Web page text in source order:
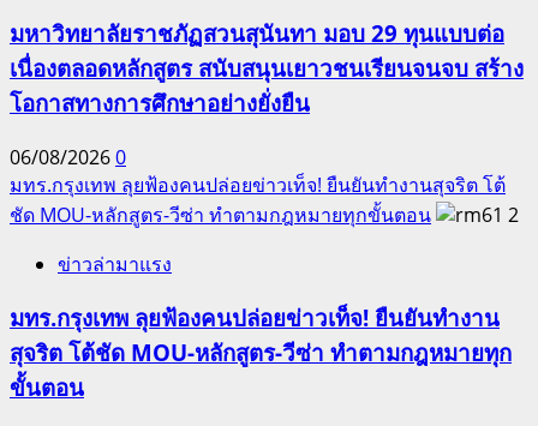
มหาวิทยาลัยราชภัฏสวนสุนันทา มอบ 29 ทุนแบบต่อ
เนื่องตลอดหลักสูตร สนับสนุนเยาวชนเรียนจนจบ สร้าง
โอกาสทางการศึกษาอย่างยั่งยืน
06/08/20260
มทร.กรุงเทพ ลุยฟ้องคนปล่อยข่าวเท็จ! ยืนยันทำงานสุจริต โต้
ชัด MOU-หลักสูตร-วีซ่า ทำตามกฎหมายทุกขั้นตอน
2
ข่าวล่ามาแรง
มทร.กรุงเทพ ลุยฟ้องคนปล่อยข่าวเท็จ! ยืนยันทำงาน
สุจริต โต้ชัด MOU-หลักสูตร-วีซ่า ทำตามกฎหมายทุก
ขั้นตอน